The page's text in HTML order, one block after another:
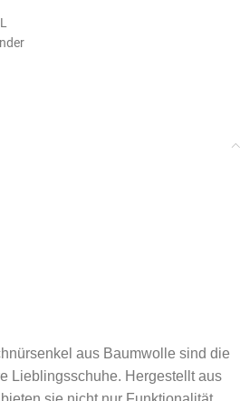
aus Baumwolle sind die
Lieblingsschuhe. Hergestellt aus